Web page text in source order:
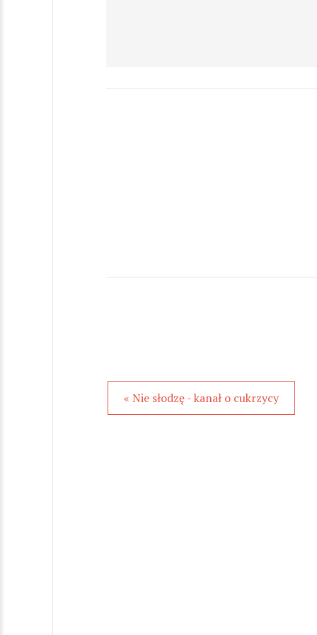
« Nie słodzę - kanał o cukrzycy